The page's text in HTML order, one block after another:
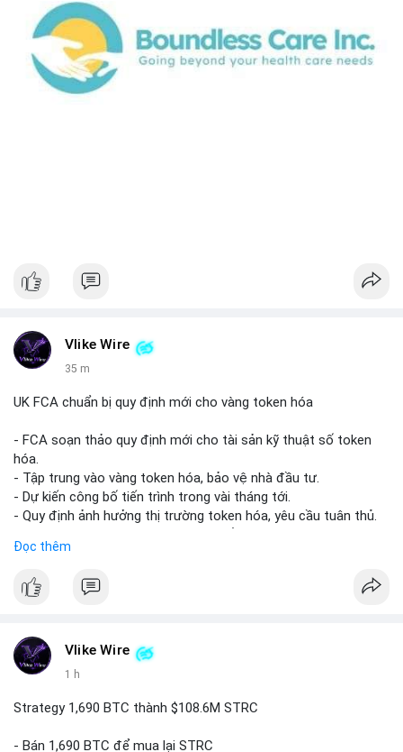
Vlike Wire
35 m
UK FCA chuẩn bị quy định mới cho vàng token hóa
- FCA soạn thảo quy định mới cho tài sản kỹ thuật số token
hóa.
- Tập trung vào vàng token hóa, bảo vệ nhà đầu tư.
- Dự kiến công bố tiến trình trong vài tháng tới.
- Quy định ảnh hưởng thị trường token hóa, yêu cầu tuân thủ.
#binancesquare
#vlikevn #titanbot
Đọc thêm
Vlike Wire
1 h
Strategy 1,690 BTC thành $108.6M STRC
- Bán 1,690 BTC để mua lại STRC